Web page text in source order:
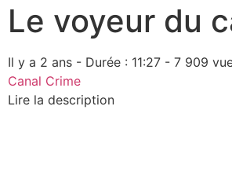
Le voyeur du
Il y a 2 ans - Durée : 11:27 - 7 909
Canal Crime
Lire la description